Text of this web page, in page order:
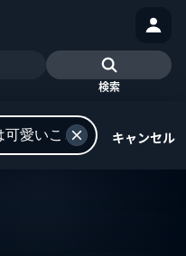
検索
キャンセル